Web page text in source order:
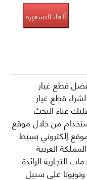
ألغاء التسعيرة
قطع غيار
قطع غيار
عناء البحث
من خلال موقع
إلكتروني بسيط
العربية
التجارية الرائدة
على سبيل